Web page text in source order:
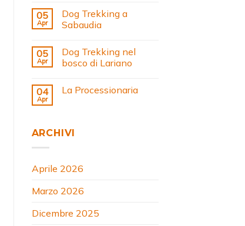
05
Apr
Dog Trekking a
Sabaudia
05
Apr
Dog Trekking nel
bosco di Lariano
04
Apr
La Processionaria
ARCHIVI
Aprile 2026
Marzo 2026
Dicembre 2025